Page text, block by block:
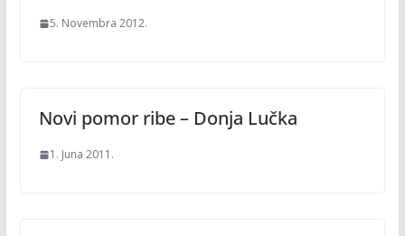
5. Novembra 2012.
Novi pomor ribe – Donja Lučka
1. Juna 2011.